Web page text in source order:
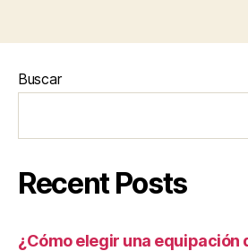
Buscar
Recent Posts
¿Cómo elegir una equipación